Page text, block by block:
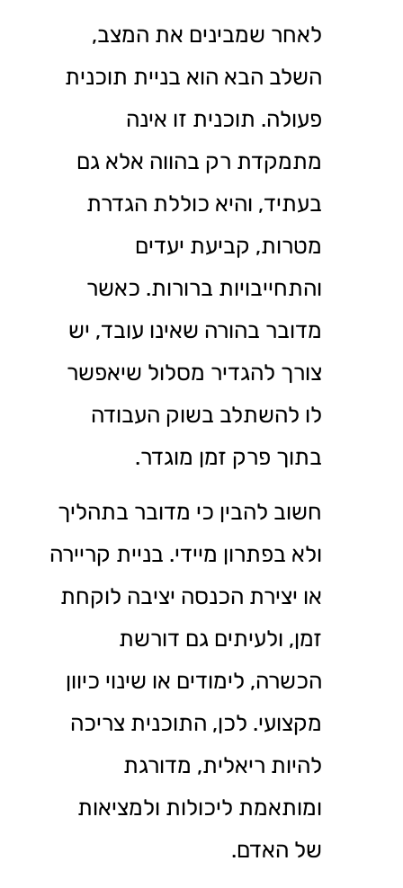
לאחר שמבינים את המצב,
השלב הבא הוא בניית תוכנית
פעולה. תוכנית זו אינה
מתמקדת רק בהווה אלא גם
בעתיד, והיא כוללת הגדרת
מטרות, קביעת יעדים
והתחייבויות ברורות. כאשר
מדובר בהורה שאינו עובד, יש
צורך להגדיר מסלול שיאפשר
לו להשתלב בשוק העבודה
בתוך פרק זמן מוגדר.
חשוב להבין כי מדובר בתהליך
ולא בפתרון מיידי. בניית קריירה
או יצירת הכנסה יציבה לוקחת
זמן, ולעיתים גם דורשת
הכשרה, לימודים או שינוי כיוון
מקצועי. לכן, התוכנית צריכה
להיות ריאלית, מדורגת
ומותאמת ליכולות ולמציאות
של האדם.